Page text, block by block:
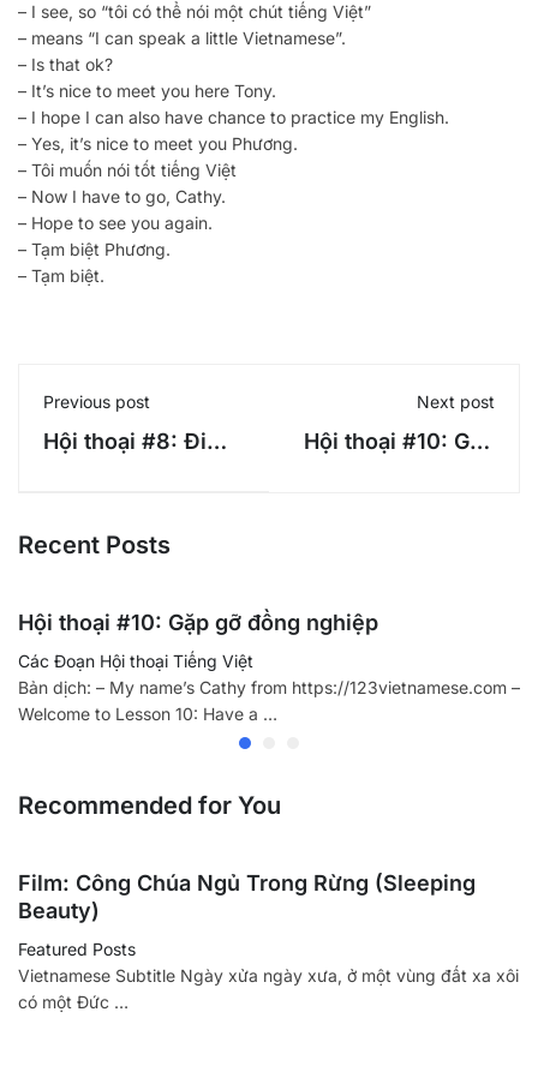
– I see, so “tôi có thể nói một chút tiếng Việt”
– means “I can speak a little Vietnamese”.
– Is that ok?
– It’s nice to meet you here Tony.
– I hope I can also have chance to practice my English.
– Yes, it’s nice to meet you Phương.
– Tôi muốn nói tốt tiếng Việt
– Now I have to go, Cathy.
– Hope to see you again.
– Tạm biệt Phương.
– Tạm biệt.
Previous post
Hội thoại #8: Đi
Next post
Hội thoại #10: Gặp
Recent Posts
Hội thoại #10: Gặp gỡ đồng nghiệp
Các Đoạn Hội thoại Tiếng Việt
Bản dịch: – My name’s Cathy from https://123vietnamese.com –
Welcome to Lesson 10: Have a …
Recommended for You
Film: Công Chúa Ngủ Trong Rừng (Sleeping
Beauty)
Featured Posts
Vietnamese Subtitle Ngày xửa ngày xưa, ở một vùng đất xa xôi
có một Đức …